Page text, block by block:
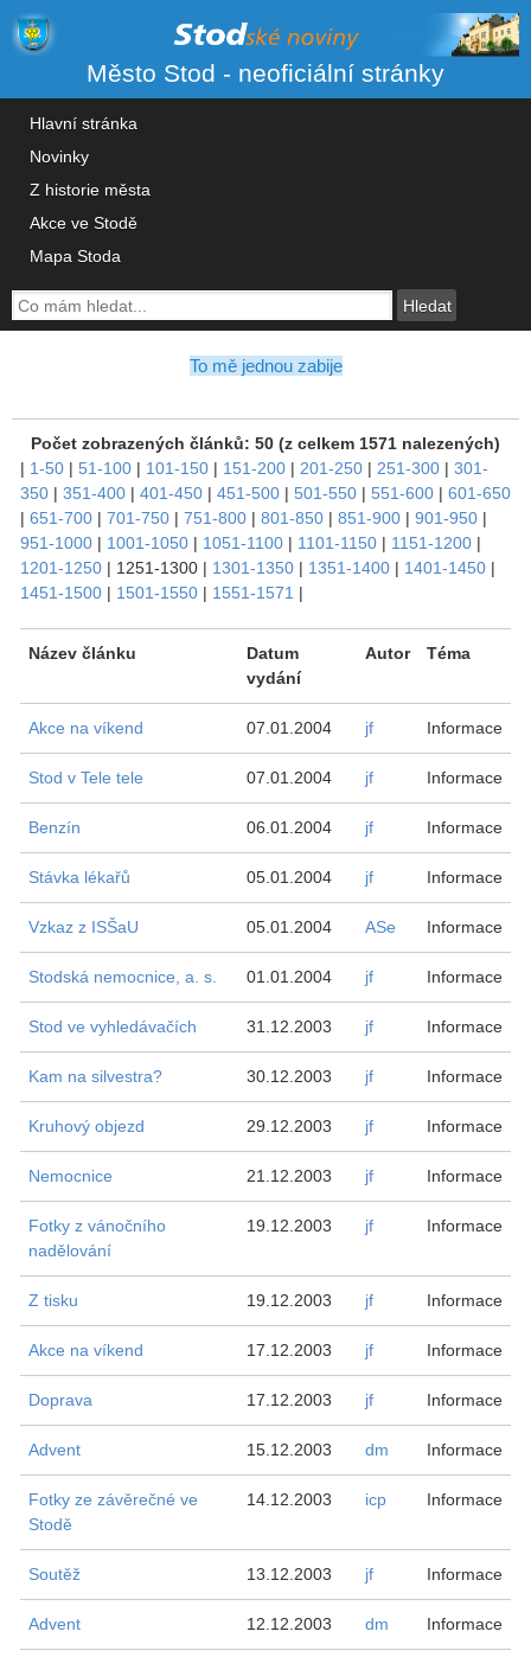
Město Stod - neoficiální stránky
Hlavní stránka
Novinky
Z historie města
Akce ve Stodě
Mapa Stoda
To mě jednou zabije
Počet zobrazených článků: 50 (z celkem 1571 nalezených)
| 1-50 | 51-100 | 101-150 | 151-200 | 201-250 | 251-300 | 301-
350 | 351-400 | 401-450 | 451-500 | 501-550 | 551-600 | 601-650
| 651-700 | 701-750 | 751-800 | 801-850 | 851-900 | 901-950 |
951-1000 | 1001-1050 | 1051-1100 | 1101-1150 | 1151-1200 |
1201-1250 | 1251-1300 | 1301-1350 | 1351-1400 | 1401-1450 |
1451-1500 | 1501-1550 | 1551-1571 |
Název článku
Datum
vydání
Autor Téma
Akce na víkend 07.01.2004 jf Informace
Stod v Tele tele 07.01.2004 jf Informace
Benzín 06.01.2004 jf Informace
Stávka lékařů 05.01.2004 jf Informace
Vzkaz z ISŠaU 05.01.2004 ASe Informace
Stodská nemocnice, a. s. 01.01.2004 jf Informace
Stod ve vyhledávačích 31.12.2003 jf Informace
Kam na silvestra? 30.12.2003 jf Informace
Kruhový objezd 29.12.2003 jf Informace
Nemocnice 21.12.2003 jf Informace
Fotky z vánočního
nadělování
19.12.2003 jf Informace
Z tisku 19.12.2003 jf Informace
Akce na víkend 17.12.2003 jf Informace
Doprava 17.12.2003 jf Informace
Advent 15.12.2003 dm Informace
Fotky ze závěrečné ve
Stodě
14.12.2003 icp Informace
Soutěž 13.12.2003 jf Informace
Advent 12.12.2003 dm Informace